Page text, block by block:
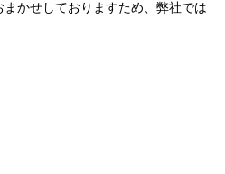
かせしておりますため、弊社では